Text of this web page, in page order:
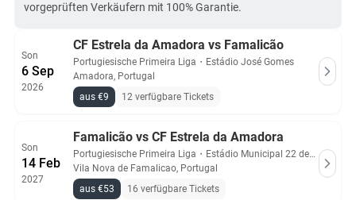
vorgeprüften Verkäufern mit 100% Garantie.
Son
6 Sep
2026
CF Estrela da Amadora vs Famalicão
Portugiesische Primeira Liga ・ Estádio José Gomes
Amadora, Portugal
aus €9
12 verfügbare Tickets
Son
14 Feb
2027
Famalicão vs CF Estrela da Amadora
Portugiesische Primeira Liga ・
Estádio Municipal 22 de Junho
Vila Nova de Famalicao, Portugal
aus €53
16 verfügbare Tickets